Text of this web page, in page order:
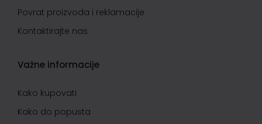
Povrat proizvoda i reklamacije
Kontaktirajte nas
Važne informacije
Kako kupovati
Kako do popusta